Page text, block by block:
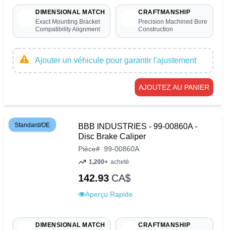
DIMENSIONAL MATCH
Exact Mounting Bracket
Compatibility Alignment
CRAFTMANSHIP
Precision Machined Bore
Construction
Ajouter un véhicule pour garantir l'ajustement
AJOUTEZ AU PANIER
Standard/OE
BBB INDUSTRIES - 99-00860A -
Disc Brake Caliper
Pièce# 99-00860A
1,200+ acheté
142.93 CA$
Aperçu Rapide
DIMENSIONAL MATCH
CRAFTMANSHIP